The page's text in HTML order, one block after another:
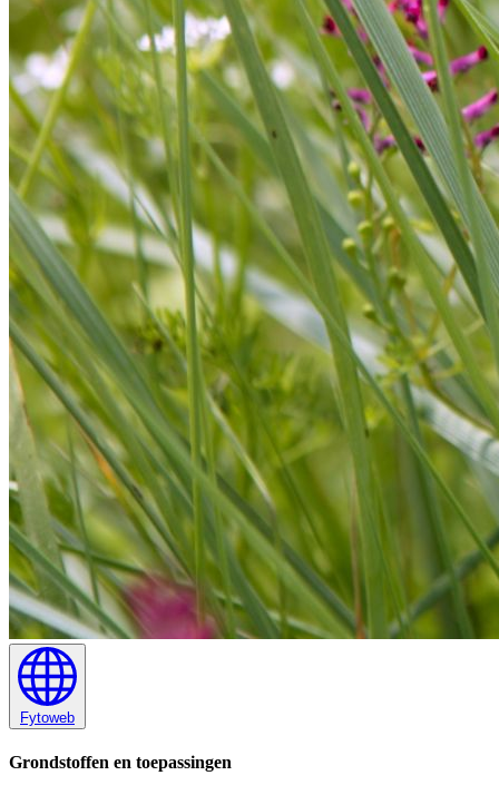
Fytoweb
Grondstoffen en toepassingen